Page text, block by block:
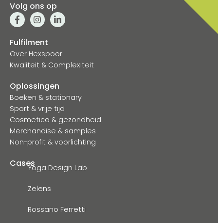
Fulfilment
Over Hexspoor
Kwaliteit & Complexiteit
Oplossingen
Boeken & stationary
Sport & vrije tijd
Cosmetica & gezondheid
Merchandise & samples
Non-profit & voorlichting
CasesYoga Design Lab
Zelens
Rossano Ferretti
Volg ons op